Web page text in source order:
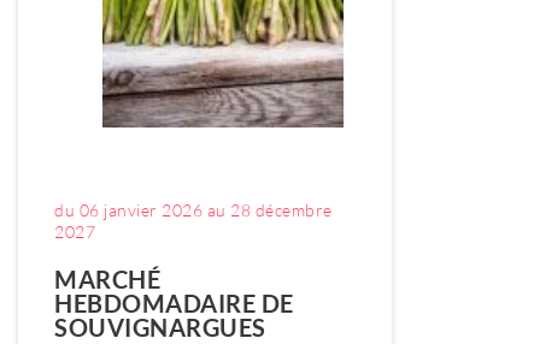
du 06 janvier 2026 au 28 décembre
2027
MARCHÉ
HEBDOMADAIRE DE
SOUVIGNARGUES